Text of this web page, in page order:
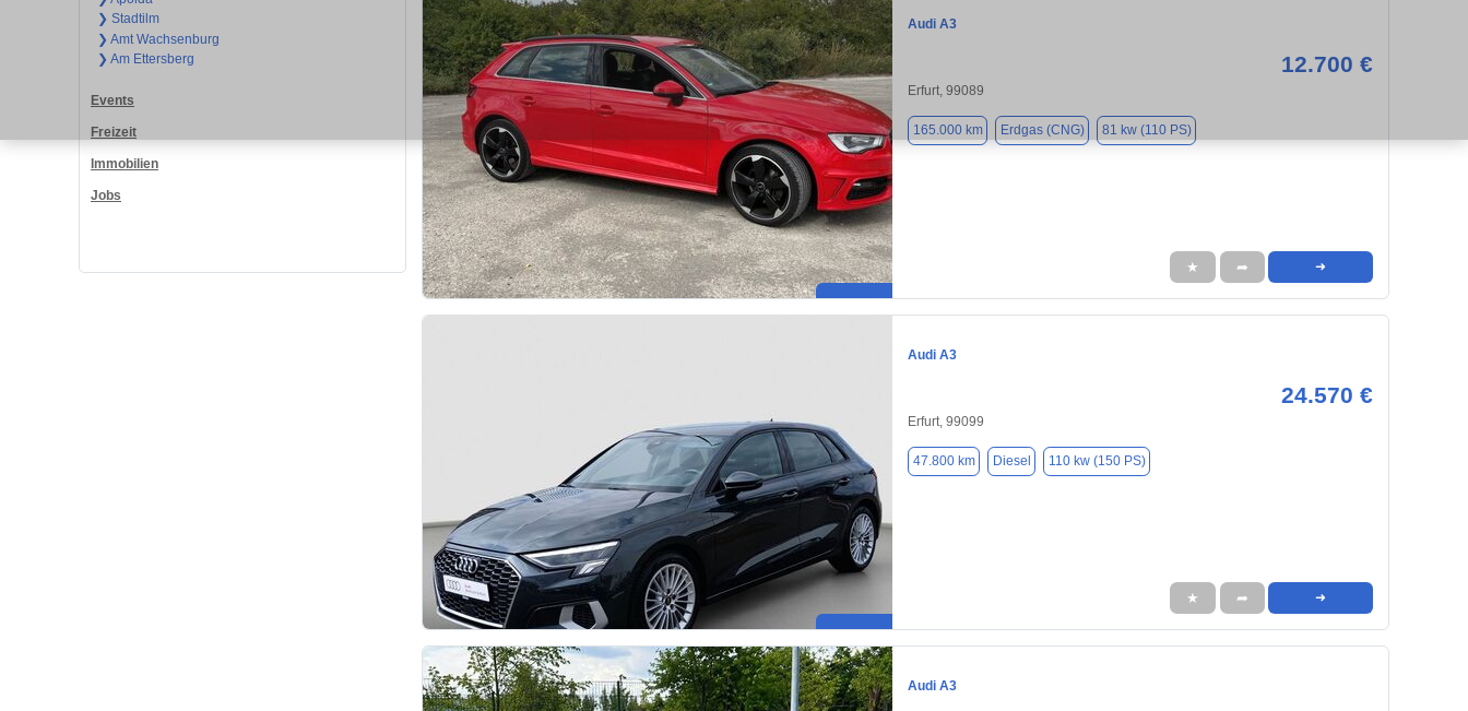
❯ Stadtilm
❯ Amt Wachsenburg
❯ Am Ettersberg
Events
Freizeit
Immobilien
Jobs
Audi A3
12.700 €
Erfurt, 99089
165.000 km Erdgas (CNG) 81 kw (110 PS)
★ ➦ ➜
Audi A3
24.570 €
Erfurt, 99099
47.800 km Diesel 110 kw (150 PS)
★ ➦ ➜
Audi A3